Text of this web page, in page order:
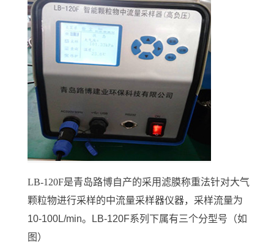
LB-120F是青岛路博自产的采用滤膜称重法针对大气
颗粒物进行采样的中流量采样器仪器，采样流量为
10-100L/min。 LB-120F系列下属有三个分型号（如
图）